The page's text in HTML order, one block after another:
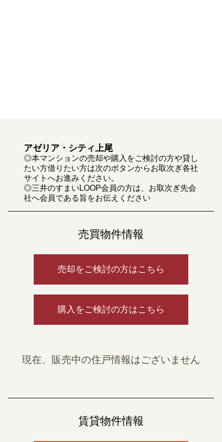
アゼリア・シティ上尾
◎本マンションの売却や購入をご検討の方や貸し
たい方借りたい方は次のボタンからお取次ぎ各社
サイトへお進みください。
◎三井のすまいLOOP会員の方は、お取次ぎ先会
社へ会員である旨をお伝えください
売買物件情報
売却をご検討の方はこちら
購入をご検討の方はこちら
現在、販売中の住戸情報はございません
賃貸物件情報